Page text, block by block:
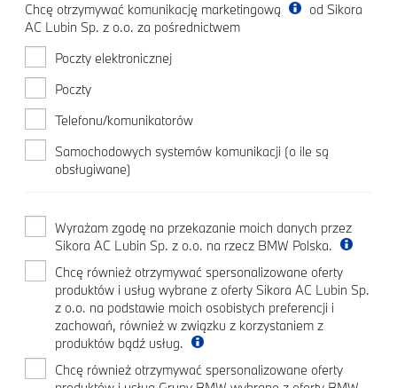
Chcę otrzymywać komunikację marketingową
od Sikora
AC Lubin Sp. z o.o. za pośrednictwem
Poczty elektronicznej
Poczty
Telefonu/komunikatorów
Samochodowych systemów komunikacji (o ile są
obsługiwane)
Wyrażam zgodę na przekazanie moich danych przez
Sikora AC Lubin Sp. z o.o. na rzecz BMW Polska.
Chcę również otrzymywać spersonalizowane oferty
produktów i usług wybrane z oferty Sikora AC Lubin Sp.
z o.o. na podstawie moich osobistych preferencji i
zachowań, również w związku z korzystaniem z
produktów bądź usług.
Chcę również otrzymywać spersonalizowane oferty